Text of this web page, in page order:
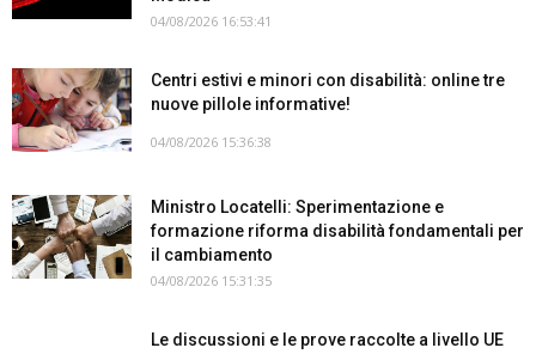
04/08/2026 16:53:41
Centri estivi e minori con disabilità: online tre
nuove pillole informative!
04/08/2026 15:36:38
Ministro Locatelli: Sperimentazione e
formazione riforma disabilità fondamentali per
il cambiamento
04/08/2026 15:31:35
Le discussioni e le prove raccolte a livello UE